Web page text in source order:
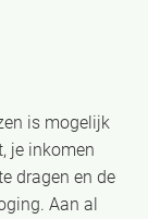
is mogelijk
je inkomen
dragen en de
Aan al